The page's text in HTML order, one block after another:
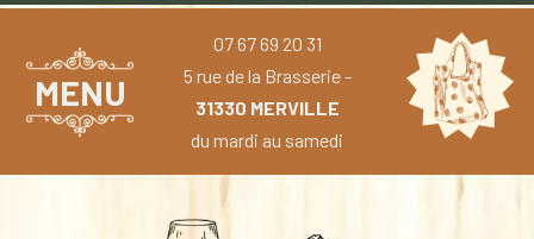
MENU
07 67 69 20 31
5 rue de la Brasserie -
31330 MERVILLE
du mardi au samedi